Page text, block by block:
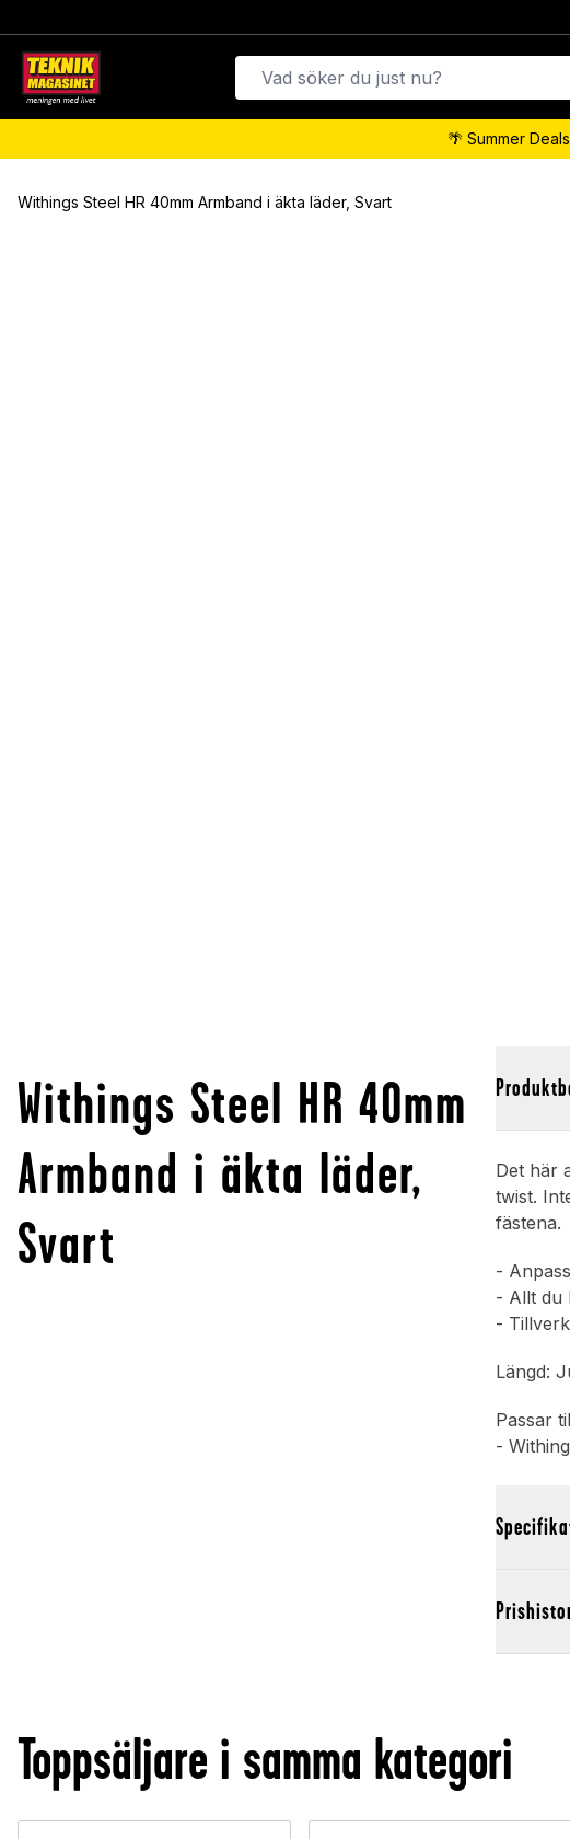
🌴 Summer
Withings Steel HR 40mm Armband i äkta läder, Svart
Withings Steel HR 40mm
Armband i äkta läder,
Svart
Det här
twist.
fästena.
-
- Allt du
-
Längd:
Passar
-
Toppsäljare i samma kategori